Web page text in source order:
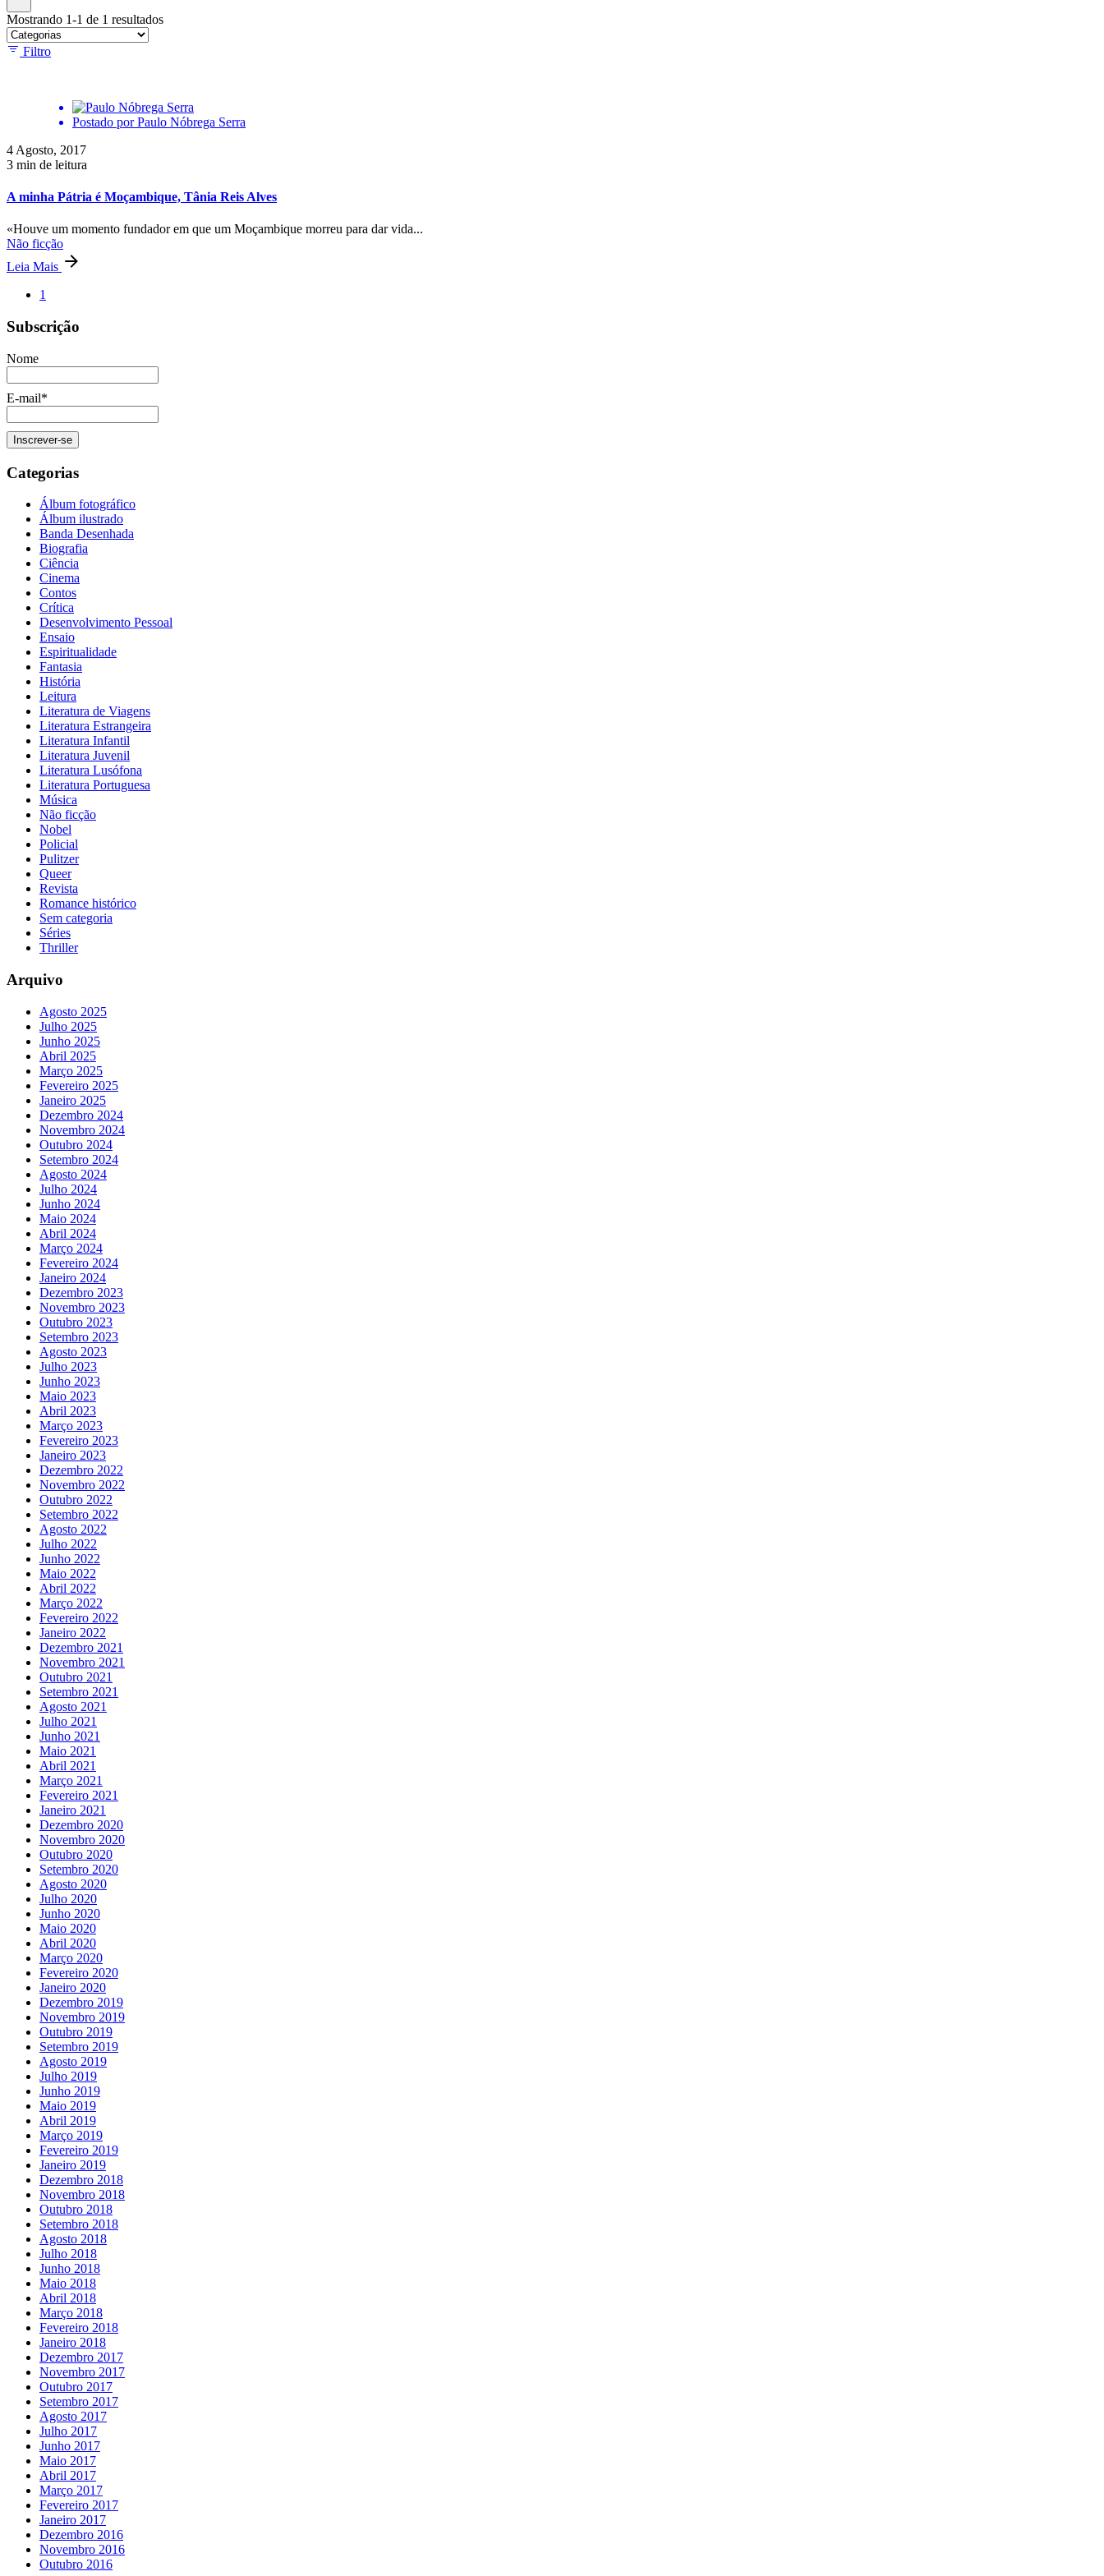
Mostrando 1-1 de 1 resultados
Filtro
Postado por Paulo Nóbrega Serra
4 Agosto, 2017
3 min de leitura
A minha Pátria é Moçambique, Tânia Reis Alves
«Houve um momento fundador em que um Moçambique morreu para dar vida...
Não ficção
Leia Mais
1
Subscrição
Nome
E-mail*
Categorias
Álbum fotográfico
Álbum ilustrado
Banda Desenhada
Biografia
Ciência
Cinema
Contos
Crítica
Desenvolvimento Pessoal
Ensaio
Espiritualidade
Fantasia
História
Leitura
Literatura de Viagens
Literatura Estrangeira
Literatura Infantil
Literatura Juvenil
Literatura Lusófona
Literatura Portuguesa
Música
Não ficção
Nobel
Policial
Pulitzer
Queer
Revista
Romance histórico
Sem categoria
Séries
Thriller
Arquivo
Agosto 2025
Julho 2025
Junho 2025
Abril 2025
Março 2025
Fevereiro 2025
Janeiro 2025
Dezembro 2024
Novembro 2024
Outubro 2024
Setembro 2024
Agosto 2024
Julho 2024
Junho 2024
Maio 2024
Abril 2024
Março 2024
Fevereiro 2024
Janeiro 2024
Dezembro 2023
Novembro 2023
Outubro 2023
Setembro 2023
Agosto 2023
Julho 2023
Junho 2023
Maio 2023
Abril 2023
Março 2023
Fevereiro 2023
Janeiro 2023
Dezembro 2022
Novembro 2022
Outubro 2022
Setembro 2022
Agosto 2022
Julho 2022
Junho 2022
Maio 2022
Abril 2022
Março 2022
Fevereiro 2022
Janeiro 2022
Dezembro 2021
Novembro 2021
Outubro 2021
Setembro 2021
Agosto 2021
Julho 2021
Junho 2021
Maio 2021
Abril 2021
Março 2021
Fevereiro 2021
Janeiro 2021
Dezembro 2020
Novembro 2020
Outubro 2020
Setembro 2020
Agosto 2020
Julho 2020
Junho 2020
Maio 2020
Abril 2020
Março 2020
Fevereiro 2020
Janeiro 2020
Dezembro 2019
Novembro 2019
Outubro 2019
Setembro 2019
Agosto 2019
Julho 2019
Junho 2019
Maio 2019
Abril 2019
Março 2019
Fevereiro 2019
Janeiro 2019
Dezembro 2018
Novembro 2018
Outubro 2018
Setembro 2018
Agosto 2018
Julho 2018
Junho 2018
Maio 2018
Abril 2018
Março 2018
Fevereiro 2018
Janeiro 2018
Dezembro 2017
Novembro 2017
Outubro 2017
Setembro 2017
Agosto 2017
Julho 2017
Junho 2017
Maio 2017
Abril 2017
Março 2017
Fevereiro 2017
Janeiro 2017
Dezembro 2016
Novembro 2016
Outubro 2016